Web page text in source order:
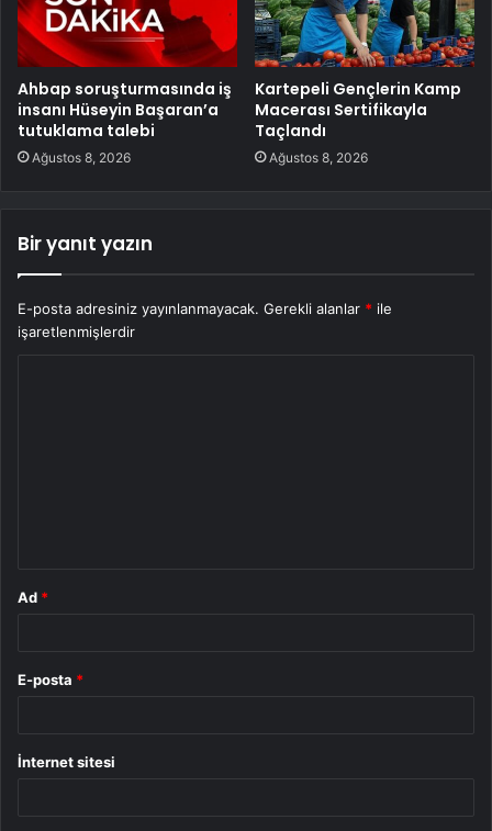
Ahbap soruşturmasında iş
insanı Hüseyin Başaran’a
tutuklama talebi
Ağustos 8, 2026
Kartepeli Gençlerin Kamp
Macerası Sertifikayla
Taçlandı
Ağustos 8, 2026
Bir yanıt yazın
E-posta adresiniz yayınlanmayacak. Gerekli alanlar * ile
işaretlenmişlerdir
Ad *
E-posta *
İnternet sitesi